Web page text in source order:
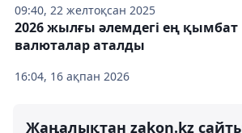
09:40, 22 желтоқсан 2025
16:04, 16 ақпан 2026
2026 жылғы әлемдегі ең қымбат
валюталар аталды
Жаңалықтан zakon.kz